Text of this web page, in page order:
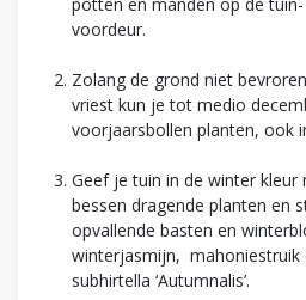
voordeur.
Zolang de grond niet
vriest kun je tot medio
voorjaarsbollen planten, ook
Geef je tuin in de winter
bessen dragende planten en
opvallende basten en
winterjasmijn, mahoniestruik
subhirtella ‘Autumnalis’.